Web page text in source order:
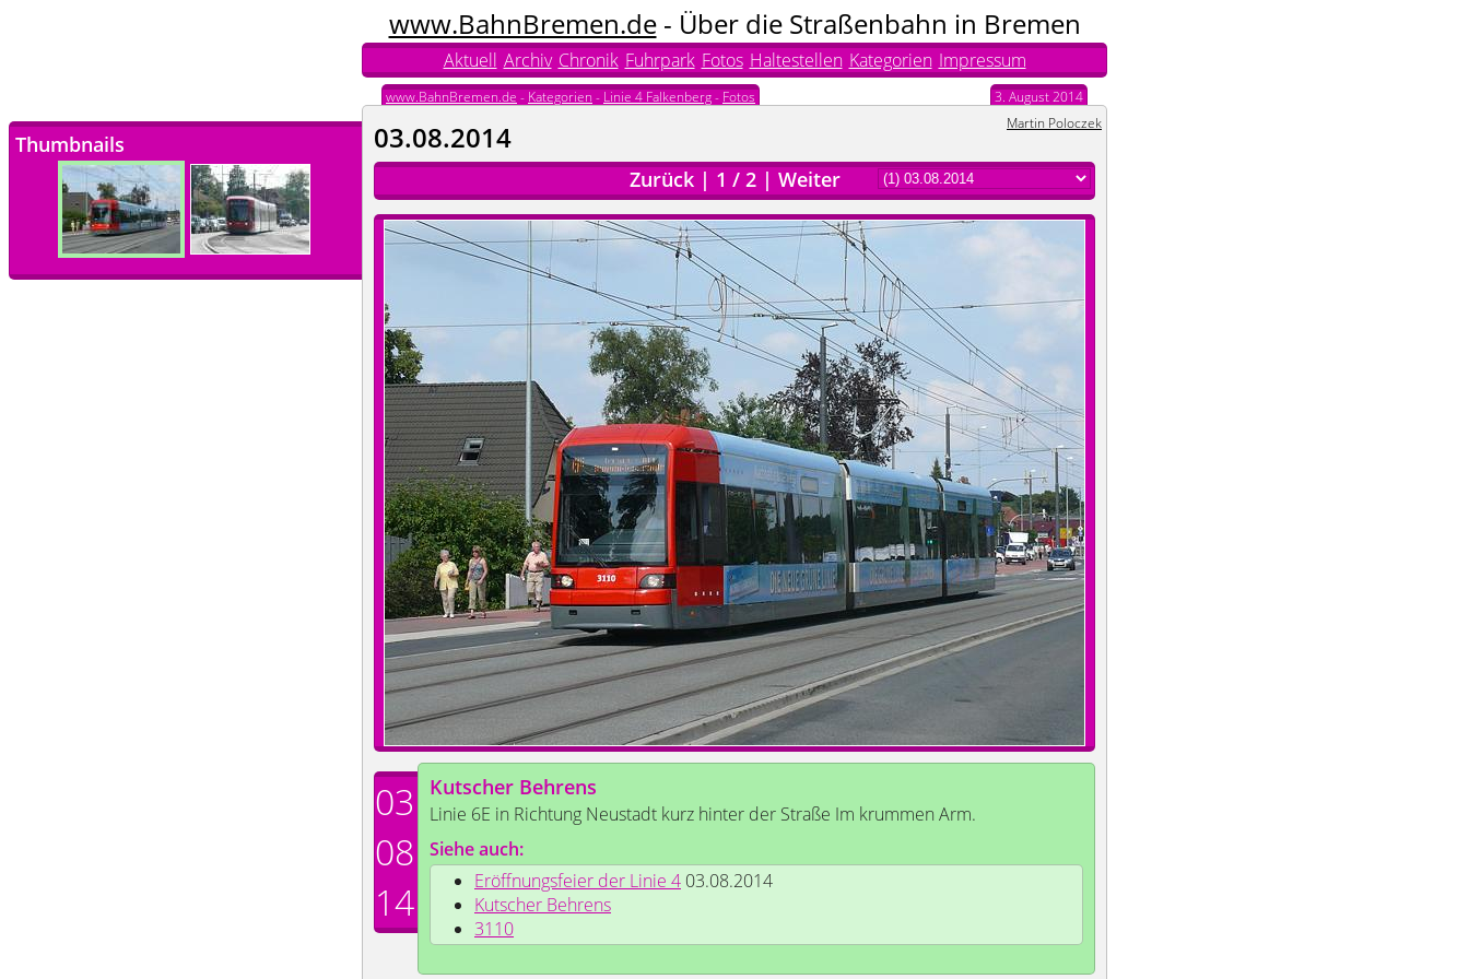
www.BahnBremen.de- Über die Straßenbahn in Bremen
Aktuell Archiv Chronik Fuhrpark Fotos Haltestellen Kategorien Impressum
Thumbnails
www.BahnBremen.de - Kategorien - Linie 4 Falkenberg- Fotos 3. August 2014
03.08.2014 Martin Poloczek
Zurück | 1 / 2 | Weiter
03
08
14
Kutscher Behrens
Linie 6E in Richtung Neustadt kurz hinter der Straße Im krummen Arm.
Siehe auch:
Eröffnungsfeier der Linie 4 03.08.2014
Kutscher Behrens
3110